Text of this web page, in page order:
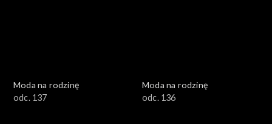
Moda na rodzinę
odc. 137
Moda na rodzinę
odc. 136